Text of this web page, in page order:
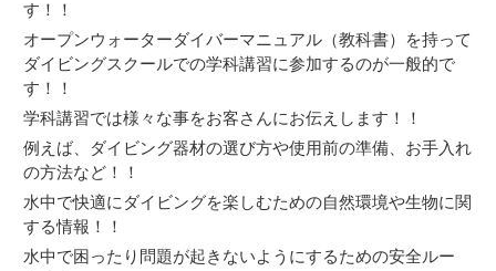
す！！
オープンウォーターダイバーマニュアル（教科書）を持って
ダイビングスクールでの学科講習に参加するのが一般的で
す！！
学科講習では様々な事をお客さんにお伝えします！！
例えば、ダイビング器材の選び方や使用前の準備、お手入れ
の方法など！！
水中で快適にダイビングを楽しむための自然環境や生物に関
する情報！！
水中で困ったり問題が起きないようにするための安全ルー